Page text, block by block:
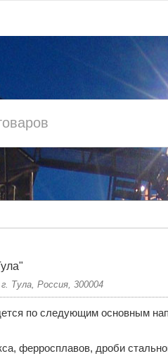
Тула, Россия, 300004
по следующим основным
ферросплавов, дроби